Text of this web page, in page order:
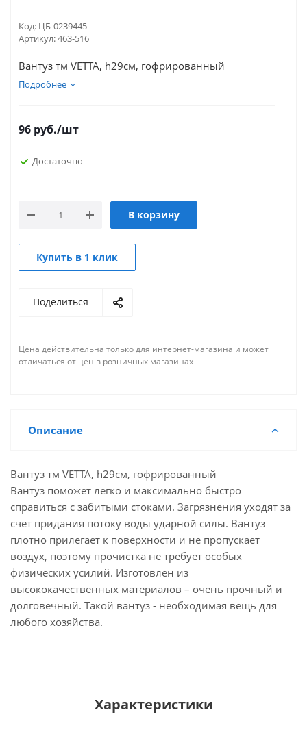
Код: ЦБ-0239445
Артикул:463-516
Вантуз тм VETTA, h29см, гофрированный
Подробнее
96 руб./шт
Достаточно
В корзину
Купить в 1 клик
Поделиться
Цена действительна только для интернет-магазина и может
отличаться от цен в розничных магазинах
Описание
Вантуз тм VETTA, h29см, гофрированный
Вантуз поможет легко и максимально быстро
справиться с забитыми стоками. Загрязнения уходят за
счет придания потоку воды ударной силы. Вантуз
плотно прилегает к поверхности и не пропускает
воздух, поэтому прочистка не требует особых
физических усилий. Изготовлен из
высококачественных материалов – очень прочный и
долговечный. Такой вантуз - необходимая вещь для
любого хозяйства.
Характеристики